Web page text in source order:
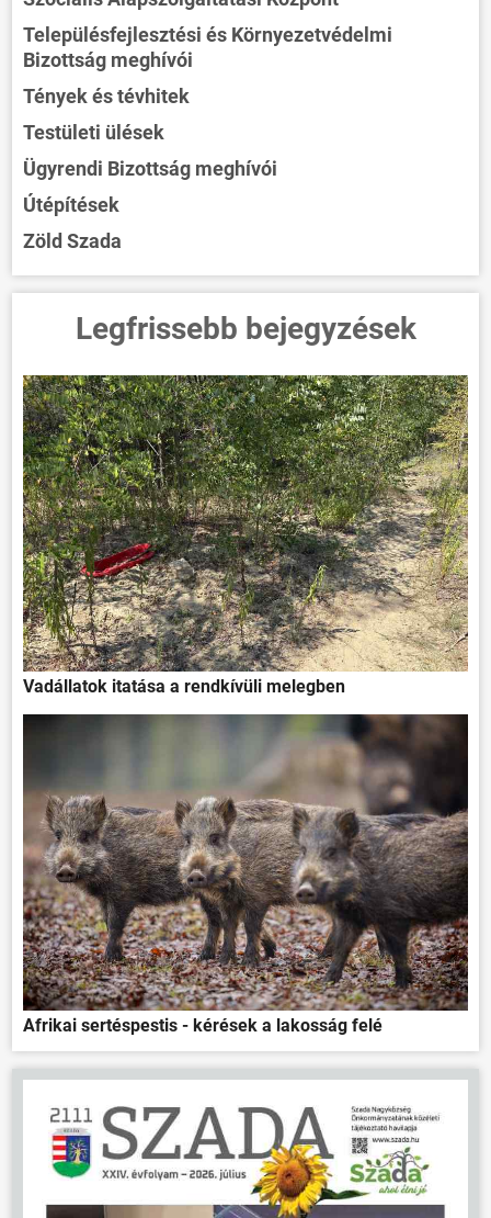
Településfejlesztési és Környezetvédelmi
Bizottság meghívói
Tények és tévhitek
Testületi ülések
Ügyrendi Bizottság meghívói
Útépítések
Zöld Szada
Legfrissebb bejegyzések
Vadállatok itatása a rendkívüli melegben
Afrikai sertéspestis - kérések a lakosság felé